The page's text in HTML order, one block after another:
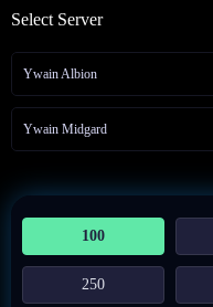
Select Server
Ywain Albion
Ywain Midgard
100
250